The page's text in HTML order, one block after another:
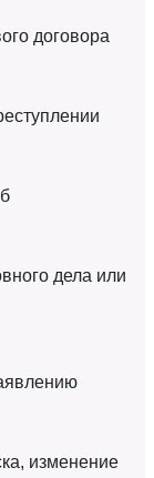
договора
дела или
изменение